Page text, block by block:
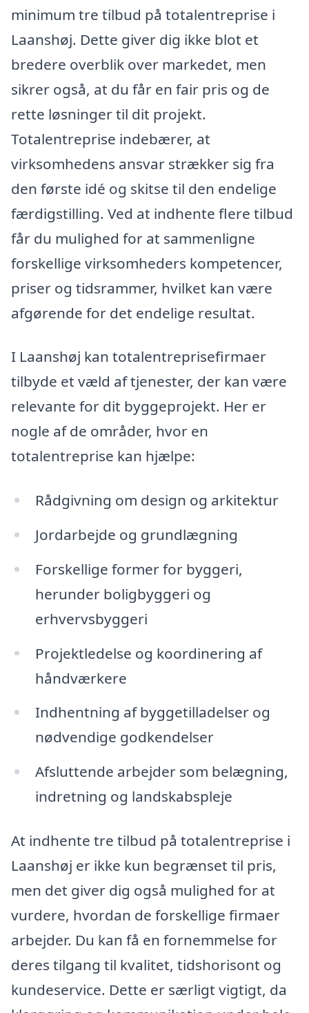
minimum tre tilbud på totalentreprise i
Laanshøj. Dette giver dig ikke blot et
bredere overblik over markedet, men
sikrer også, at du får en fair pris og de
rette løsninger til dit projekt.
Totalentreprise indebærer, at
virksomhedens ansvar strækker sig fra
den første idé og skitse til den endelige
færdigstilling. Ved at indhente flere tilbud
får du mulighed for at sammenligne
forskellige virksomheders kompetencer,
priser og tidsrammer, hvilket kan være
afgørende for det endelige resultat.
I Laanshøj kan totalentreprisefirmaer
tilbyde et væld af tjenester, der kan være
relevante for dit byggeprojekt. Her er
nogle af de områder, hvor en
totalentreprise kan hjælpe:
Rådgivning om design og arkitektur
Jordarbejde og grundlægning
Forskellige former for byggeri,
herunder boligbyggeri og
erhvervsbyggeri
Projektledelse og koordinering af
håndværkere
Indhentning af byggetilladelser og
nødvendige godkendelser
Afsluttende arbejder som belægning,
indretning og landskabspleje
At indhente tre tilbud på totalentreprise i
Laanshøj er ikke kun begrænset til pris,
men det giver dig også mulighed for at
vurdere, hvordan de forskellige firmaer
arbejder. Du kan få en fornemmelse for
deres tilgang til kvalitet, tidshorisont og
kundeservice. Dette er særligt vigtigt, da